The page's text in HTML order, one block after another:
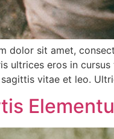
dolor sit amet,
ultrices eros in
sagittis vitae et leo.